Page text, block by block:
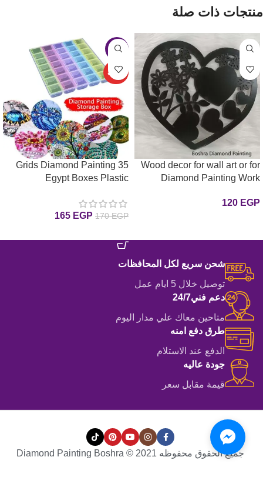
منتجات ذات صلة
Wood decor for wall art or for
Diamond Painting Work
5 ملي للتزين او للرسم بالماس
120 EGP
-3%
حصري
35 Grids Diamond Painting
Egypt Boxes Plastic
الرسم بالماس35 عين
170EGP
165 EGP
شحن سريع لكل المحافظات
توصيل خلال 5 ايام عمل
دعم فني24/7
متاحين معاك علي مدار اليوم
طرق دفع امنه
الدفع عند الاستلام
جودة عاليه
قيمة مقابل سعر
جميع الحقوق محفوظه Diamond Painting Boshra © 2021